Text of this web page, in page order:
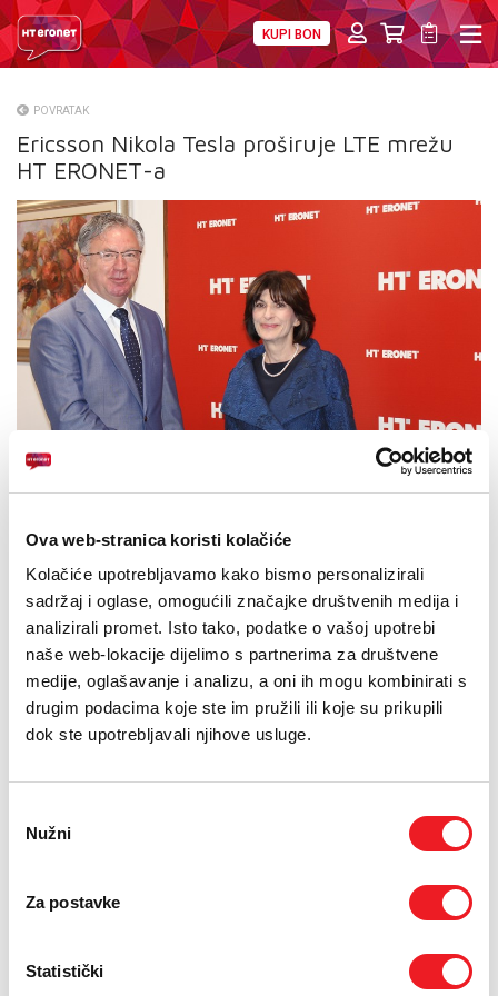
Ova web-stranica koristi kolačiće
Kolačiće upotrebljavamo kako bismo personalizirali
sadržaj i oglase, omogućili značajke društvenih medija i
analizirali promet. Isto tako, podatke o vašoj upotrebi
naše web-lokacije dijelimo s partnerima za društvene
medije, oglašavanje i analizu, a oni ih mogu kombinirati s
drugim podacima koje ste im pružili ili koje su prikupili
dok ste upotrebljavali njihove usluge.
pristanka
Nužni
Za postavke
Statistički
KUPI BON
O NAMA
NATJEČAJI
VELEPRODAJA
KONTAKTI
MOJ PROFIL
E-RAČUN
POVRATAK
Ericsson Nikola Tesla proširuje LTE mrežu
HT ERONET-a
12.07.2019.
HT ERONET i Ericsson Nikola Tesla nastavljaju svoju
uspješnu suradnju potpisom okvirnog ugovora za širenje
LTE mreže u cijeloj Bosni i Hercegovini.
Ugovor vrijedan 34 milijuna kuna u Mostaru su potpisali Vilim
Primorac, predsjednik Uprave HT ERONET-a i Gordana Kovačević,
predsjednica Ericssona Nikole Tesle.
Ericsson je jedini isporučitelj radijske pristupne mreže HT ERONET-
IoT, HT ERONET će, u budućnosti, moći jednostavno prijeći na 5G
tehnologiju.
Vilim Primorac, predsjednik Uprave HT ERONET-a, izjavio je:
“Potpisani LTE ugovor s Ericssonom Nikolom Teslom strateški je